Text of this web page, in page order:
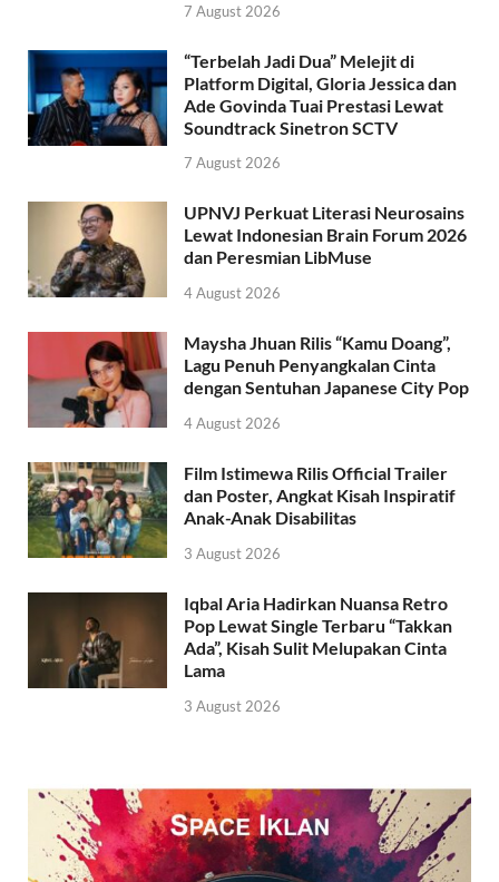
7 August 2026
“Terbelah Jadi Dua” Melejit di
Platform Digital, Gloria Jessica dan
Ade Govinda Tuai Prestasi Lewat
Soundtrack Sinetron SCTV
7 August 2026
UPNVJ Perkuat Literasi Neurosains
Lewat Indonesian Brain Forum 2026
dan Peresmian LibMuse
4 August 2026
Maysha Jhuan Rilis “Kamu Doang”,
Lagu Penuh Penyangkalan Cinta
dengan Sentuhan Japanese City Pop
4 August 2026
Film Istimewa Rilis Official Trailer
dan Poster, Angkat Kisah Inspiratif
Anak-Anak Disabilitas
3 August 2026
Iqbal Aria Hadirkan Nuansa Retro
Pop Lewat Single Terbaru “Takkan
Ada”, Kisah Sulit Melupakan Cinta
Lama
3 August 2026